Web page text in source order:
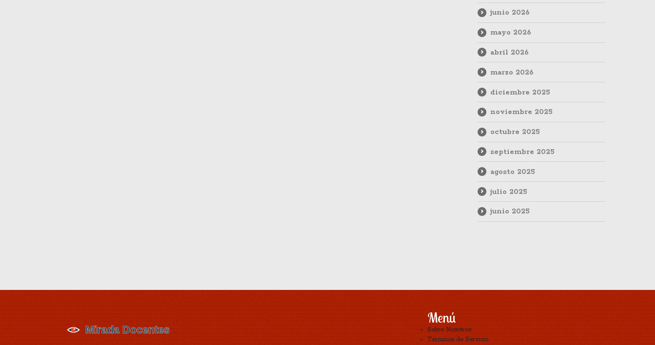
junio 2026
mayo 2026
abril 2026
marzo 2026
diciembre 2025
noviembre 2025
octubre 2025
septiembre 2025
agosto 2025
julio 2025
junio 2025
Menú
Sobre Nosotros
Términos de Servicio